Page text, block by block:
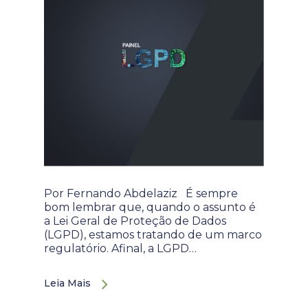
Por Fernando Abdelaziz É sempre
bom lembrar que, quando o assunto é
a Lei Geral de Proteção de Dados
(LGPD), estamos tratando de um marco
regulatório. Afinal, a LGPD…
Leia Mais